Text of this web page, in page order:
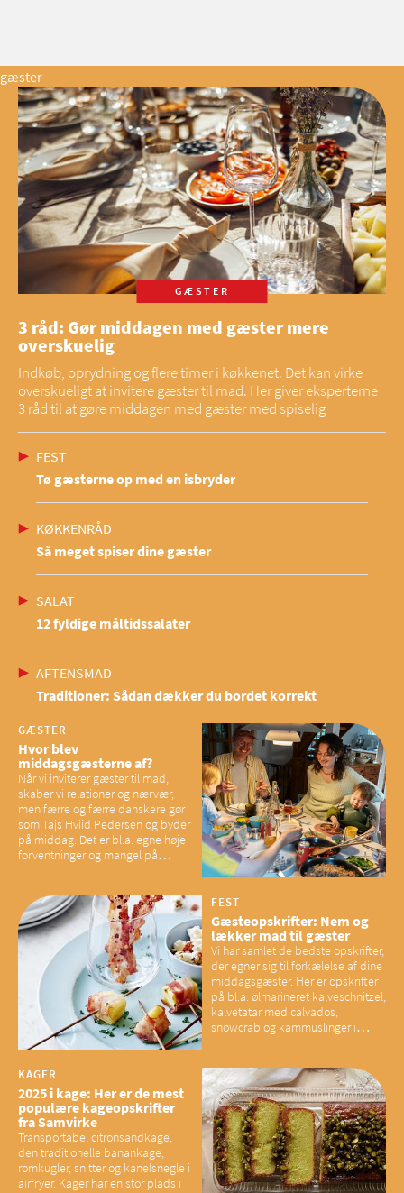
gæster
GÆSTER
3 råd: Gør middagen med gæster mere
overskuelig
Indkøb, oprydning og flere timer i køkkenet. Det kan virke
overskueligt at invitere gæster til mad. Her giver eksperterne
3 råd til at gøre middagen med gæster med spiselig
FEST
Tø gæsterne op med en isbryder
KØKKENRÅD
Så meget spiser dine gæster
SALAT
12 fyldige måltidssalater
AFTENSMAD
Traditioner: Sådan dækker du bordet korrekt
GÆSTER
Hvor blev
middagsgæsterne af?
Når vi inviterer gæster til mad,
skaber vi relationer og nærvær,
men færre og færre danskere gør
som Tajs Hviid Pedersen og byder
på middag. Det er bl.a. egne høje
forventninger og mangel på
have konsekvenser for vores
sociale fællesskaber
FEST
Gæsteopskrifter: Nem og
lækker mad til gæster
Vi har samlet de bedste opskrifter,
der egner sig til forkælelse af dine
middagsgæster. Her er opskrifter
på bl.a. ølmarineret kalveschnitzel,
kalvetatar med calvados,
snowcrab og kammuslinger i
KAGER
2025 i kage: Her er de mest
populære kageopskrifter
fra Samvirke
Transportabel citronsandkage,
den traditionelle banankage,
romkugler, snitter og kanelsnegle i
airfryer. Kager har en stor plads i